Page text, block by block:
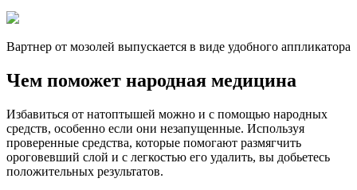
Вартнер от мозолей выпускается в виде удобного аппликатора
Чем поможет народная медицина
Избавиться от натоптышей можно и с помощью народных
средств, особенно если они незапущенные. Используя
проверенные средства, которые помогают размягчить
ороговевший слой и с легкостью его удалить, вы добьетесь
положительных результатов.